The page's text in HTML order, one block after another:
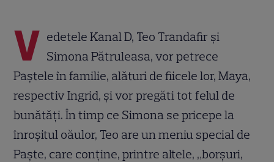
V edetele Kanal D, Teo Trandafir şi
Simona Pătruleasa, vor petrece
Paştele în familie, alături de fiicele lor, Maya,
respectiv Ingrid, şi vor pregăti tot felul de
bunătăţi. În timp ce Simona se pricepe la
înroşitul oăulor, Teo are un meniu special de
Paşte, care conţine, printre altele, „borşuri,